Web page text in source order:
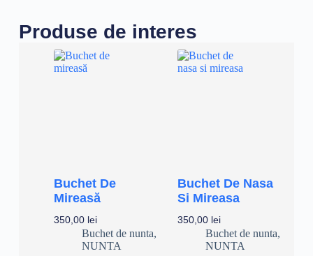
Produse de interes
Buchet De
Mireasă
350,00 lei
Buchet de nunta,
NUNTA
Buchet De Nasa
Si Mireasa
350,00 lei
Buchet de nunta,
NUNTA